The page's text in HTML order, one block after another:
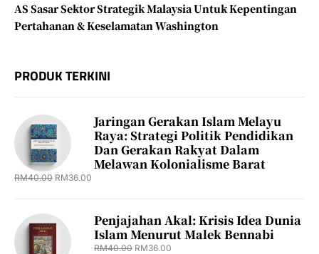
AS Sasar Sektor Strategik Malaysia Untuk Kepentingan
Pertahanan & Keselamatan Washington
PRODUK TERKINI
Jaringan Gerakan Islam Melayu
Raya: Strategi Politik Pendidikan
Dan Gerakan Rakyat Dalam
Melawan Kolonialisme Barat
RM40.00 RM36.00
Penjajahan Akal: Krisis Idea Dunia
Islam Menurut Malek Bennabi
RM40.00 RM36.00